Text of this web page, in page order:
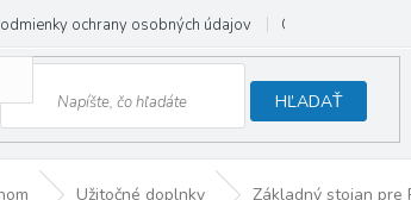
ochrany osobných údajov Odstúpenie od
HĽADAŤ
Užitočné doplnky Základný stojan pre